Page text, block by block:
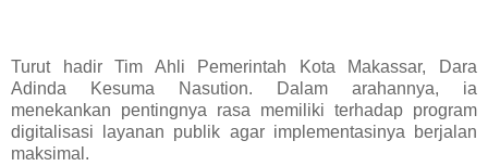
Turut hadir Tim Ahli Pemerintah Kota Makassar, Dara
Adinda Kesuma Nasution. Dalam arahannya, ia
menekankan pentingnya rasa memiliki terhadap program
digitalisasi layanan publik agar implementasinya berjalan
maksimal.